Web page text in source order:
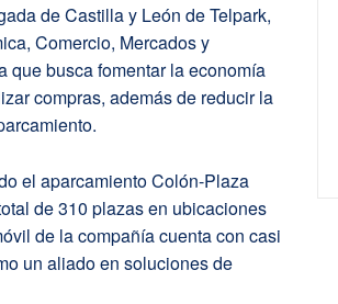
de Castilla y León de Telpark,
Comercio, Mercados y
que busca fomentar la economía
compras, además de reducir la
el aparcamiento Colón-Plaza
de 310 plazas en ubicaciones
de la compañía cuenta con casi
un aliado en soluciones de